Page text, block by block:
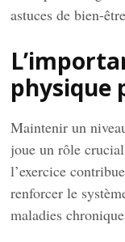
astuces de bien-
physique
Maintenir un
joue un rôle
l’exercice
renforcer le
maladies